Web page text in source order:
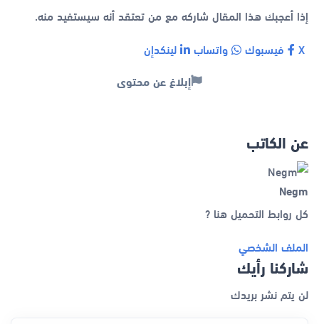
إذا أعجبك هذا المقال شاركه مع من تعتقد أنه سيستفيد منه.
فيسبوك واتساب لينكدإن
إبلاغ عن محتوى
عن الكاتب
Negm
كل روابط التحميل هنا ?
الملف الشخصي
شاركنا رأيك
لن يتم نشر بريدك